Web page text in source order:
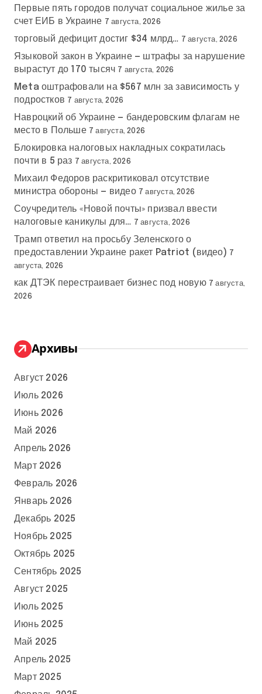
Первые пять городов получат социальное жилье за
счет ЕИБ в Украине 7 августа, 2026
торговый дефицит достиг $34 млрд… 7 августа, 2026
Языковой закон в Украине — штрафы за нарушение
вырастут до 170 тысяч 7 августа, 2026
Meta оштрафовали на $567 млн за зависимость у
подростков 7 августа, 2026
Навроцкий об Украине — бандеровским флагам не
место в Польше 7 августа, 2026
Блокировка налоговых накладных сократилась
почти в 5 раз 7 августа, 2026
Михаил Федоров раскритиковал отсутствие
министра обороны — видео 7 августа, 2026
Соучредитель «Новой почты» призвал ввести
налоговые каникулы для… 7 августа, 2026
Трамп ответил на просьбу Зеленского о
предоставлении Украине ракет Patriot (видео) 7
августа, 2026
как ДТЭК перестраивает бизнес под новую 7 августа,
2026
Архивы
Август 2026
Июль 2026
Июнь 2026
Май 2026
Апрель 2026
Март 2026
Февраль 2026
Январь 2026
Декабрь 2025
Ноябрь 2025
Октябрь 2025
Сентябрь 2025
Август 2025
Июль 2025
Июнь 2025
Май 2025
Апрель 2025
Март 2025